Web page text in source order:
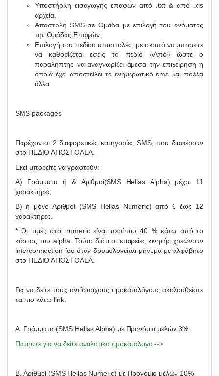
Υποστήριξη εισαγωγής επαφών από .txt & από .xls
αρχεία.
Αποστολή SMS σε Ομάδα με επιλογή του ονόματος
της Ομάδας Επαφών.
Επιλογή του πεδίου αποστολέα, με σκοπό να μπορείτε
να καθορίζεται εσείς το πεδίο «Από» ώστε ο
παραλήπτης να αναγνωρίζει άμεσα την επιχείρηση η
οποία έχει αποστείλει το ενημερωτικό sms και πολλά
άλλα.
SMS packages
Παρέχονται 2 διαφορετικές κατηγορίες SMS, που διαφέρουν
στο ΠΕΔΙΟ ΑΠΟΣΤΟΛΕΑ.
Εκεί μπορείτε να γραφτούν:
Α) Γράμματα ή & Αριθμοί(SMS Hellas Alpha) μέχρι 11
χαρακτήρες
Β) ή μόνο Αριθμοί (SMS Hellas Numeric) από 6 έως 12
χαρακτήρες.
* Οι τιμές στο numeric είναι περίπου 40 % κάτω από το
κόστος του alpha. Τούτο διότι οι εταιρείες κινητής χρεώνουν
interconnection fee όταν δρομολογείται μήνυμα με αλφάβητο
στο ΠΕΔΙΟ ΑΠΟΣΤΟΛΕΑ.
Για να δείτε τους αντίστοιχους τιμοκαταλόγους ακολουθείστε
τα πιο κάτω link:
A. Γράμματα (SMS Hellas Alpha) με Προνόμιο μελών 3%
Πατήστε για να δείτε αναλυτικό τιμοκατάλογο -->
B. Αριθμοί (SMS Hellas Numeric) με Προνόμιο μελών 10%